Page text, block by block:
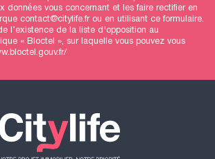
données vous concernant et les faire rectifier en
contact@citylife.fr ou en utilisant ce formulaire.
l’existence de la liste d'opposition au
« Bloctel », sur laquelle vous pouvez vous